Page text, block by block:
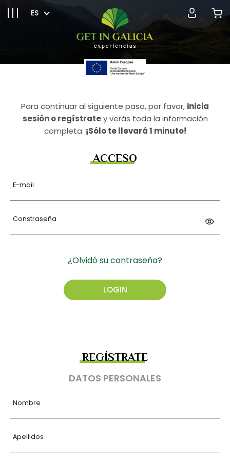
ES
Para continuar al siguiente paso, por favor, inicia
sesión o regístratey verás toda la información
completa. ¡Sólo te llevará 1 minuto!
ACCESO
E-mail
Constraseña
¿Olvidó su contraseña?
REGÍSTRATE
DATOS PERSONALES
Nombre
Apellidos